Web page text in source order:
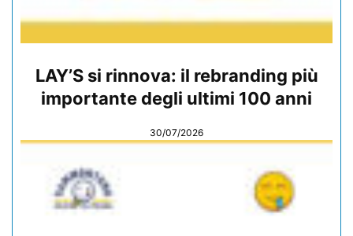
LAY’S si rinnova: il rebranding più
importante degli ultimi 100 anni
30/07/2026